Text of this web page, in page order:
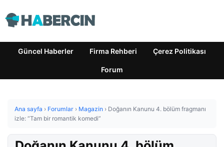
Güncel Haberler Firma Rehberi Çerez Politikası
Forum
Ana sayfa › Forumlar › Magazin › Doğanın Kanunu 4. bölüm fragmanı
izle: “Tam bir romantik komedi”